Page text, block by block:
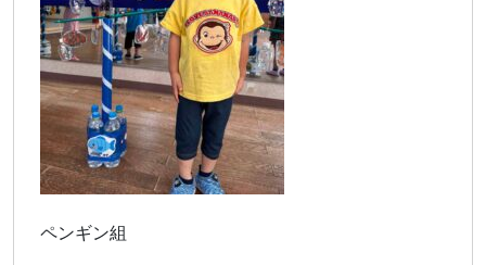
ペンギン組